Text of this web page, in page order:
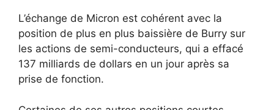
L’échange de Micron est cohérent avec la
position de plus en plus baissière de Burry sur
les actions de semi-conducteurs, qui a effacé
137 milliards de dollars en un jour après sa
prise de fonction.